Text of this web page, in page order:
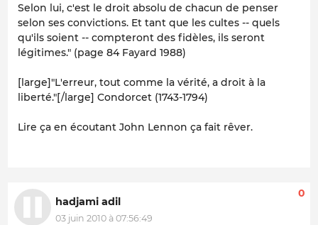
Selon lui, c'est le droit absolu de chacun de penser
selon ses convictions. Et tant que les cultes -- quels
qu'ils soient -- compteront des fidèles, ils seront
légitimes." (page 84 Fayard 1988)
[large]"L'erreur, tout comme la vérité, a droit à la
liberté."[/large] Condorcet (1743-1794)
Lire ça en écoutant John Lennon ça fait rêver.
hadjami adil
03 juin 2010 à 07:56:49
0